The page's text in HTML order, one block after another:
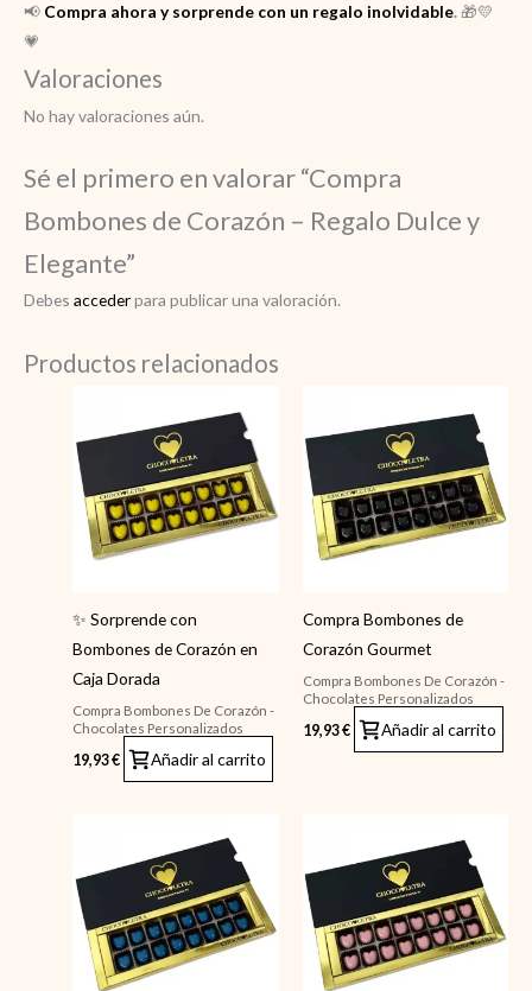
📢 Compra ahora y sorprende con un regalo inolvidable. 🎁💛
💗
Valoraciones
No hay valoraciones aún.
Sé el primero en valorar “Compra
Bombones de Corazón – Regalo Dulce y
Elegante”
Debes accederpara publicar una valoración.
Productos relacionados
✨ Sorprende con
Bombones de Corazón en
Caja Dorada
Compra Bombones De Corazón -
Chocolates Personalizados
19,93€ Añadir al carrito
Compra Bombones de
Corazón Gourmet
Compra Bombones De Corazón -
Chocolates Personalizados
19,93€ Añadir al carrito